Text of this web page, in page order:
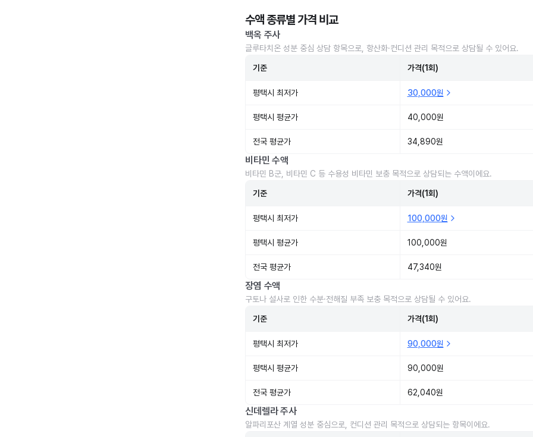
수액 종류별 가격 비교
백옥 주사
글루타치온 성분 중심 상담 항목으로, 항산화·컨디션 관리 목적으로 상담될 수 있어요.
기준 가격(1회)
평택시 최저가 30,000원
평택시 평균가 40,000원
전국 평균가 34,890원
비타민 수액
비타민 B군, 비타민 C 등 수용성 비타민 보충 목적으로 상담되는 수액이에요.
기준 가격(1회)
평택시 최저가 100,000원
평택시 평균가 100,000원
전국 평균가 47,340원
장염 수액
구토나 설사로 인한 수분·전해질 부족 보충 목적으로 상담될 수 있어요.
기준 가격(1회)
평택시 최저가 90,000원
평택시 평균가 90,000원
전국 평균가 62,040원
신데렐라 주사
알파리포산 계열 성분 중심으로, 컨디션 관리 목적으로 상담되는 항목이에요.